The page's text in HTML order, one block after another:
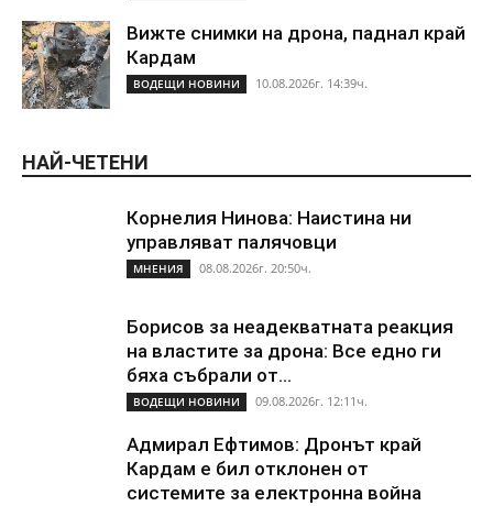
Вижте снимки на дрона, паднал край
Кардам
ВОДЕЩИ НОВИНИ 10.08.2026г. 14:39ч.
НАЙ-ЧЕТЕНИ
Корнелия Нинова: Наистина ни
управляват палячовци
МНЕНИЯ 08.08.2026г. 20:50ч.
Борисов за неадекватната реакция
на властите за дрона: Все едно ги
бяха събрали от...
ВОДЕЩИ НОВИНИ 09.08.2026г. 12:11ч.
Адмирал Ефтимов: Дронът край
Кардам е бил отклонен от
системите за електронна война